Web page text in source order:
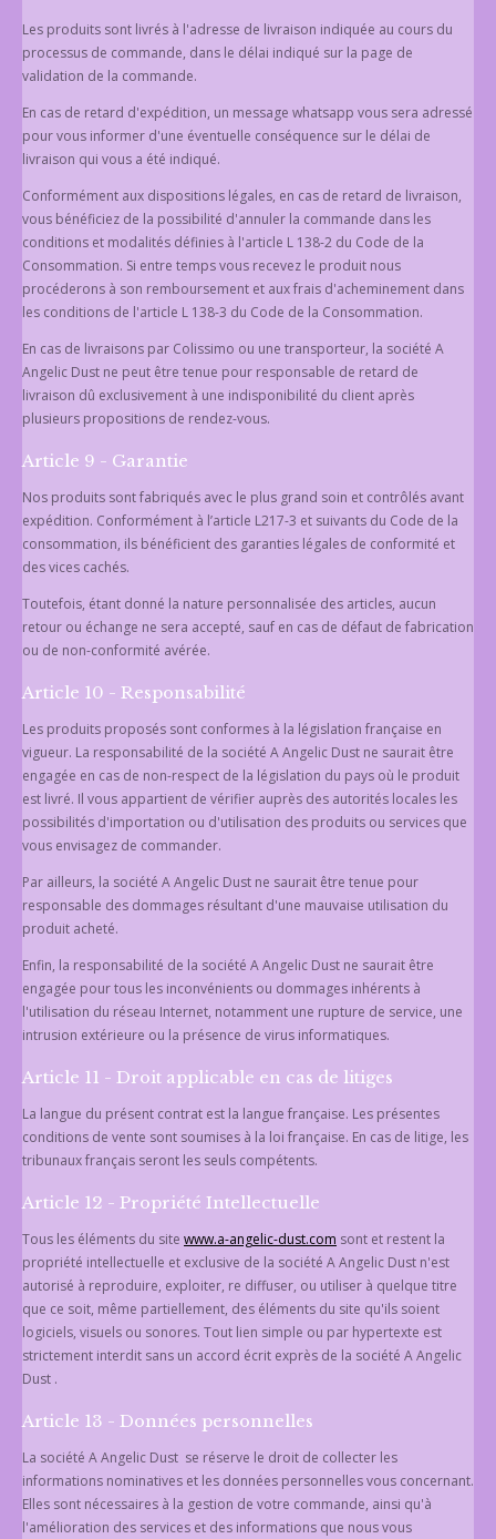
Les produits sont livrés à l'adresse de livraison indiquée au cours du
processus de commande, dans le délai indiqué sur la page de
validation de la commande.
En cas de retard d'expédition, un message whatsapp vous sera adressé
pour vous informer d'une éventuelle conséquence sur le délai de
livraison qui vous a été indiqué.
Conformément aux dispositions légales, en cas de retard de livraison,
vous bénéficiez de la possibilité d'annuler la commande dans les
conditions et modalités définies à l'article L 138-2 du Code de la
Consommation. Si entre temps vous recevez le produit nous
procéderons à son remboursement et aux frais d'acheminement dans
les conditions de l'article L 138-3 du Code de la Consommation.
En cas de livraisons par Colissimo ou une transporteur, la société A
Angelic Dust ne peut être tenue pour responsable de retard de
livraison dû exclusivement à une indisponibilité du client après
plusieurs propositions de rendez-vous.
Article 9 - Garantie
Nos produits sont fabriqués avec le plus grand soin et contrôlés avant
expédition. Conformément à l’article L217-3 et suivants du Code de la
consommation, ils bénéficient des garanties légales de conformité et
des vices cachés.
Toutefois, étant donné la nature personnalisée des articles, aucun
retour ou échange ne sera accepté, sauf en cas de défaut de fabrication
ou de non-conformité avérée.
Article 10 - Responsabilité
Les produits proposés sont conformes à la législation française en
vigueur. La responsabilité de la société A Angelic Dust ne saurait être
engagée en cas de non-respect de la législation du pays où le produit
est livré. Il vous appartient de vérifier auprès des autorités locales les
possibilités d'importation ou d'utilisation des produits ou services que
vous envisagez de commander.
Par ailleurs, la société A Angelic Dust ne saurait être tenue pour
responsable des dommages résultant d'une mauvaise utilisation du
produit acheté.
Enfin, la responsabilité de la société A Angelic Dust ne saurait être
engagée pour tous les inconvénients ou dommages inhérents à
l'utilisation du réseau Internet, notamment une rupture de service, une
intrusion extérieure ou la présence de virus informatiques.
Article 11 - Droit applicable en cas de litiges
La langue du présent contrat est la langue française. Les présentes
conditions de vente sont soumises à la loi française. En cas de litige, les
tribunaux français seront les seuls compétents.
Article 12 - Propriété Intellectuelle
Tous les éléments du site www.a-angelic-dust.com sont et restent la
propriété intellectuelle et exclusive de la société A Angelic Dust n'est
autorisé à reproduire, exploiter, re diffuser, ou utiliser à quelque titre
que ce soit, même partiellement, des éléments du site qu'ils soient
logiciels, visuels ou sonores. Tout lien simple ou par hypertexte est
strictement interdit sans un accord écrit exprès de la société A Angelic
Dust .
Article 13 - Données personnelles
La société A Angelic Dust se réserve le droit de collecter les
informations nominatives et les données personnelles vous concernant.
Elles sont nécessaires à la gestion de votre commande, ainsi qu'à
l'amélioration des services et des informations que nous vous